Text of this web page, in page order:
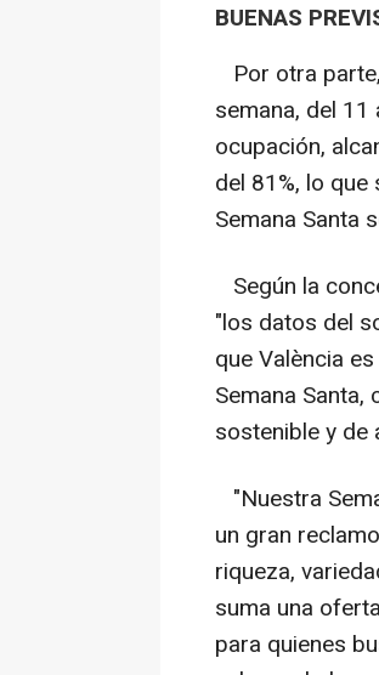
BUENAS
Por otra
semana, del
ocupación,
del 81%, lo
Semana Santa
Según la
"los datos del
que València
Semana
sostenible y de
"Nuestra
un gran
riqueza,
suma una
para quienes